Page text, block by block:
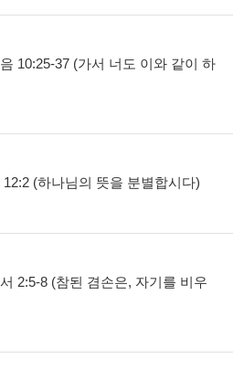
10:25-37 (가서 너도 이와 같이 하
(하나님의 뜻을 분별합시다)
2:5-8 (참된 겸손은, 자기를 비우